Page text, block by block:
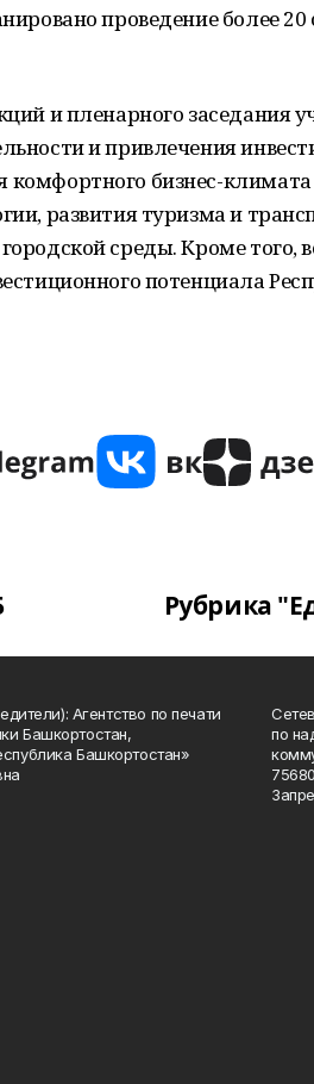
проведение более
и пленарного заседания
и привлечения
бизнес-климата
развития туризма и
среды. Кроме того,
потенциала
Рубрика
Агентство по печати
Башкортостан,
Башкортостан»
по